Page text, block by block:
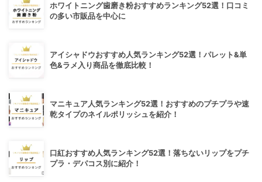
ホワイトニング歯磨き粉おすすめランキング52選！口コミ
の多い市販品を中心に
アイシャドウおすすめ人気ランキング52選！パレット&単
色&ラメ入り商品を徹底比較！
マニキュア人気ランキング52選！おすすめのプチプラや速
乾タイプのネイルポリッシュを紹介！
口紅おすすめ人気ランキング52選！落ちないリップをプチ
プラ・デパコス別に紹介！